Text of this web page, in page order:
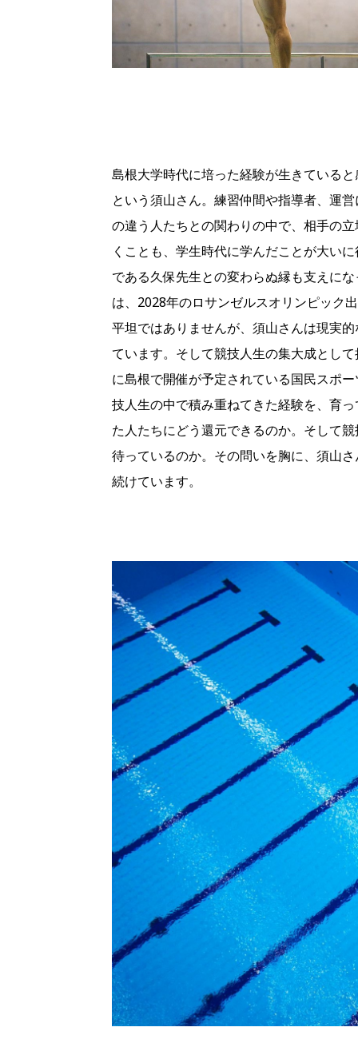
島根大学時代に培った経験が生きている
という須山さん。練習仲間や指導者、運
の違う人たちとの関わりの中で、相手の
くことも、学生時代に学んだことが大い
である久保先生との変わらぬ縁も支えに
は、2028年のロサンゼルスオリンピック
平坦ではありませんが、須山さんは現実
ています。そして競技人生の集大成とし
に島根で開催が予定されている国民スポ
技人生の中で積み重ねてきた経験を、育
た人たちにどう還元できるのか。そして
待っているのか。その問いを胸に、須山
続けています。